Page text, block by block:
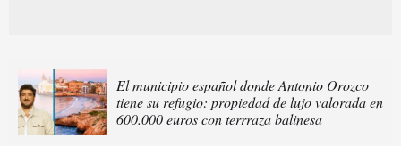
El municipio español donde Antonio Orozco
tiene su refugio: propiedad de lujo valorada en
600.000 euros con terrraza balinesa